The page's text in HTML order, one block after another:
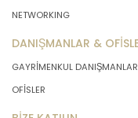
NETWORKING
DANIŞMANLAR &
GAYRİMENKUL
OFİSLER